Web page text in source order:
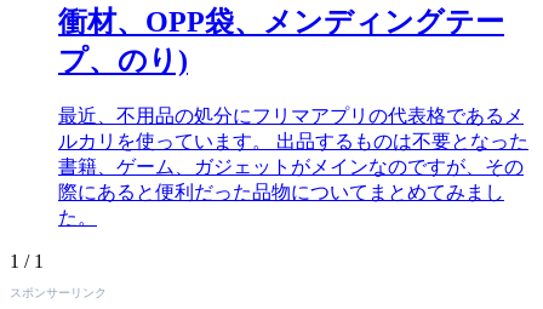
衝材、OPP袋、メンディングテー
プ、のり)
最近、不用品の処分にフリマアプリの代表格であるメ
ルカリを使っています。 出品するものは不要となった
書籍、ゲーム、ガジェットがメインなのですが、その
際にあると便利だった品物についてまとめてみまし
た。
1 / 1
スポンサーリンク